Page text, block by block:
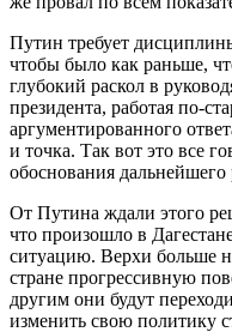
Путин требует
чтобы было как раньше,
глубокий раскол в
президента, работая по-
аргументированного
и точка. Так вот это все
обоснования дальнейшего
От Путина ждали этого
что произошло в
ситуацию. Верхи больше
стране прогрессивную
другим они будут
изменить свою политику